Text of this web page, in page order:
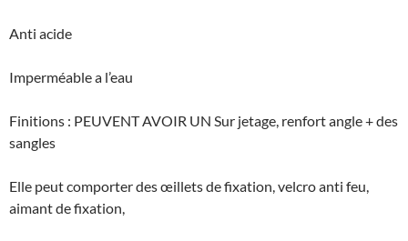
Anti acide
Imperméable a l’eau
Finitions : PEUVENT AVOIR UN Sur jetage, renfort angle + des
sangles
Elle peut comporter des œillets de fixation, velcro anti feu,
aimant de fixation,